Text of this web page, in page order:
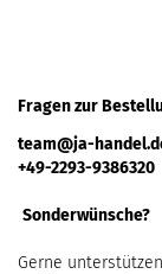
Fragen zur
team@ja-
+49-2293-9386320
Sonderwünsche?
Gerne